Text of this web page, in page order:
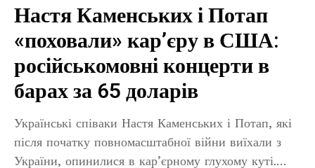
Настя Каменських і Потап
«поховали» кар’єру в США:
російськомовні концерти в
барах за 65 доларів
Українські співаки Настя Каменських і Потап, які
після початку повномасштабної війни виїхали з
України, опинилися в кар’єрному глухому куті.